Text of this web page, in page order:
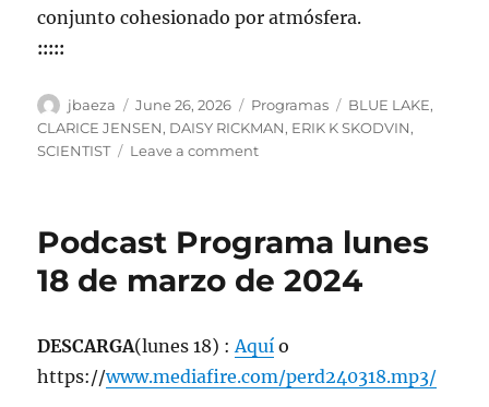
conjunto cohesionado por atmósfera.
:::::
Author
jbaeza
Posted
on
June 26, 2026 Categories
Programas Tags
BLUE LAKE,
CLARICE JENSEN, DAISY RICKMAN, ERIK K SKODVIN,
SCIENTIST
Leave a commenton
de
2026,
hrs
102.5fm
Radio
Podcast Programa lunes
18 de marzo de 2024
DESCARGA(lunes 18) :Aquí o
https://www.mediafire.com/perd240318.mp3/